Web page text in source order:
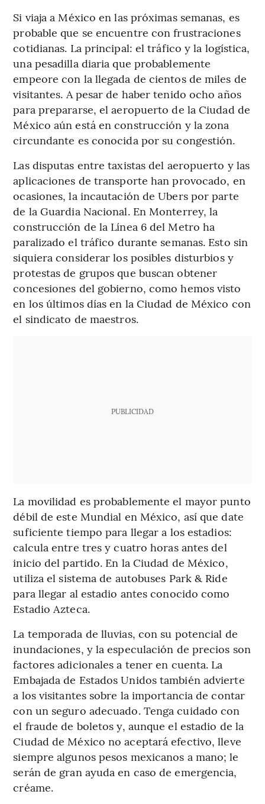
Si viaja a México en las próximas semanas, es
probable que se encuentre con frustraciones
cotidianas. La principal: el tráfico y la logística,
una pesadilla diaria que probablemente
empeore con la llegada de cientos de miles de
visitantes. A pesar de haber tenido ocho años
para prepararse, el aeropuerto de la Ciudad de
México aún está en construcción y la zona
circundante es conocida por su congestión.
Las disputas entre taxistas del aeropuerto y las
aplicaciones de transporte han provocado, en
ocasiones, la incautación de Ubers por parte
de la Guardia Nacional. En Monterrey, la
construcción de la Línea 6 del Metro ha
paralizado el tráfico durante semanas. Esto sin
siquiera considerar los posibles disturbios y
protestas de grupos que buscan obtener
concesiones del gobierno, como hemos visto
en los últimos días en la Ciudad de México con
el sindicato de maestros.
PUBLICIDAD
La movilidad es probablemente el mayor punto
débil de este Mundial en México, así que date
suficiente tiempo para llegar a los estadios:
calcula entre tres y cuatro horas antes del
inicio del partido. En la Ciudad de México,
utiliza el sistema de autobuses Park & ​​Ride
para llegar al estadio antes conocido como
Estadio Azteca.
La temporada de lluvias, con su potencial de
inundaciones, y la especulación de precios son
factores adicionales a tener en cuenta. La
Embajada de Estados Unidos también advierte
a los visitantes sobre la importancia de contar
con un seguro adecuado. Tenga cuidado con
el fraude de boletos y, aunque el estadio de la
Ciudad de México no aceptará efectivo, lleve
siempre algunos pesos mexicanos a mano; le
serán de gran ayuda en caso de emergencia,
créame.